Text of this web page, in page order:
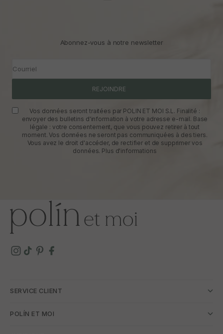
Abonnez-vous à notre newsletter
Courriel
REJOINDRE
Vos données seront traitées par POLIN ET MOI S.L. Finalité :
envoyer des bulletins d'information à votre adresse e-mail. Base
légale : votre consentement, que vous pouvez retirer à tout
moment. Vos données ne seront pas communiquées à des tiers.
Vous avez le droit d'accéder, de rectifier et de supprimer vos
données. Plus d'informations
SERVICE CLIENT
POLÍN ET MOI